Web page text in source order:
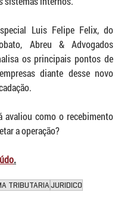
Luis Felipe Felix, do
Abreu & Advogados
os principais pontos de
diante desse novo
avaliou como o recebimento
a operação?
.
TRIBUTARIAJURIDICO